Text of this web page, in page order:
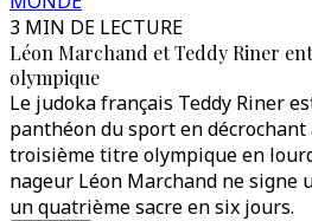
3 MIN DE LECTURE
Léon Marchand et Teddy Riner
olympique
Le judoka français Teddy Riner
panthéon du sport en décrochant
troisième titre olympique en
nageur Léon Marchand ne signe
un quatrième sacre en six jours.